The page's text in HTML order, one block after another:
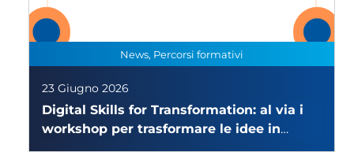
News, Percorsi formativi
23 Giugno 2026
Digital Skills for Transformation: al via i
workshop per trasformare le idee in
esperienze concrete